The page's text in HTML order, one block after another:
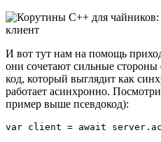
И вот тут нам на помощь
они сочетают сильные
код, который выглядит как
работает асинхронно.
пример выше псевдокод):
var client = await